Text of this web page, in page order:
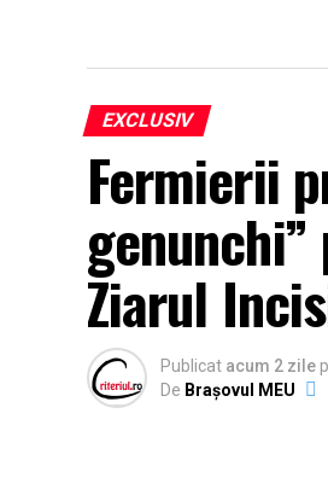
EXCLUSIV
Fermierii
Ziarul
Publicat acum 2 zile
De Brașovul MEU